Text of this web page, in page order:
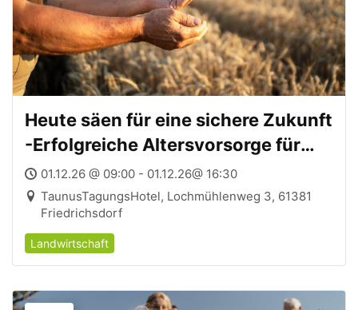
Heute säen für eine sichere Zukunft
-Erfolgreiche Altersvorsorge für
Landwirte/innen – 01.12.2026
01.12.26 @ 09:00 - 01.12.26@ 16:30
TaunusTagungsHotel, Lochmühlenweg 3, 61381
Friedrichsdorf
Landwirtschaft